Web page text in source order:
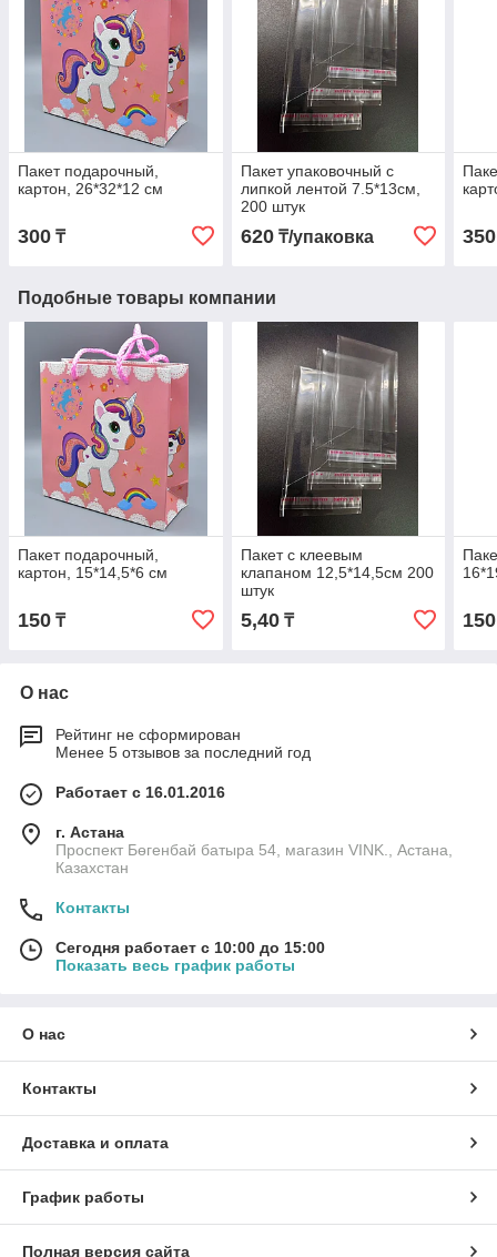
Пакет подарочный,
картон, 26*32*12 см
300 ₸
Пакет упаковочный с
липкой лентой 7.5*13см,
200 штук
620₸/упаковка 350
Подобные товары компании
Пакет подарочный,
картон, 15*14,5*6 см
150 ₸
Пакет с клеевым
клапаном 12,5*14,5см 200
штук
5,40₸ 150
О нас
Рейтинг не сформирован
Менее 5 отзывов за последний год
Работает с 16.01.2016
г. Астана
Проспект Бөгенбай батыра 54, магазин VINK., Астана,
Казахстан
Контакты
Сегодня работает с 10:00 до 15:00
Показать весь график работы
О нас
Контакты
Доставка и оплата
График работы
Полная версия сайта